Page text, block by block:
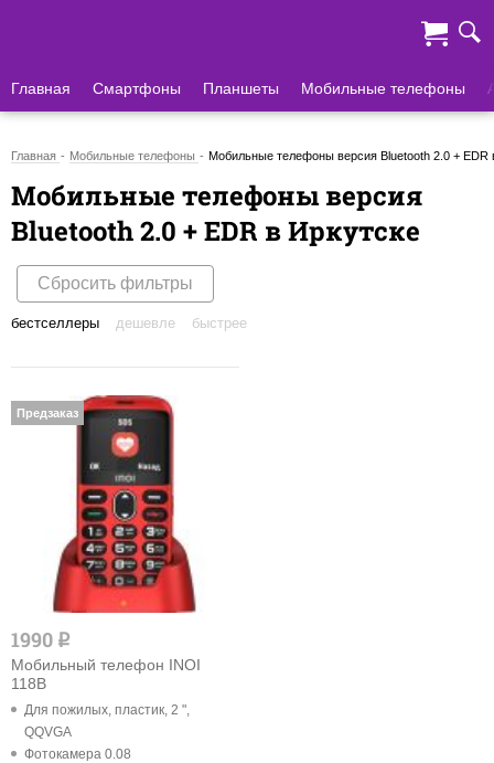
Главная Смартфоны Планшеты Мобильные телефоны
Главная Мобильные телефоны Мобильные телефоны версия Bluetooth 2.0 + EDR
Мобильные телефоны версия
Bluetooth 2.0 + EDR в Иркутске
Сбросить фильтры
бестселлеры дешевле быстрее
1990 q
Мобильный телефон INOI
118B
Для пожилых, пластик, 2 ",
QQVGA
Фотокамера 0.08
Предзаказ